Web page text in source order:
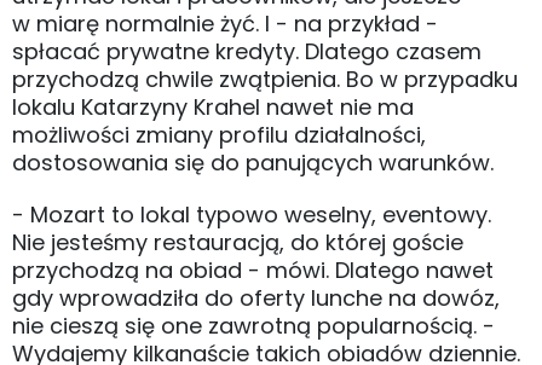
w miarę normalnie żyć. I - na przykład -
spłacać prywatne kredyty. Dlatego czasem
przychodzą chwile zwątpienia. Bo w przypadku
lokalu Katarzyny Krahel nawet nie ma
możliwości zmiany profilu działalności,
dostosowania się do panujących warunków.
- Mozart to lokal typowo weselny, eventowy.
Nie jesteśmy restauracją, do której goście
przychodzą na obiad - mówi. Dlatego nawet
gdy wprowadziła do oferty lunche na dowóz,
nie cieszą się one zawrotną popularnością. -
Wydajemy kilkanaście takich obiadów dziennie.